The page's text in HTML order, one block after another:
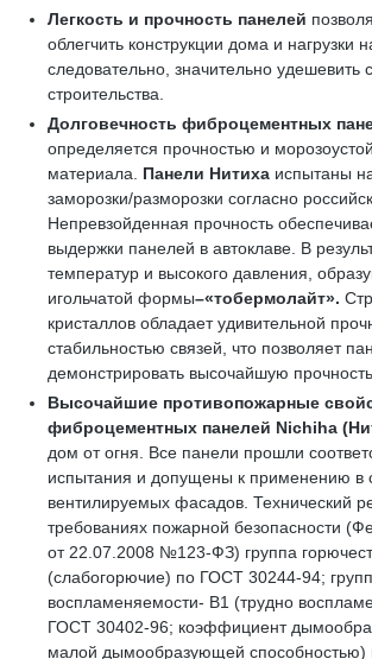
Легкость и прочность панелей
облегчить конструкции дома и нагрузки
следовательно, значительно удешевить
строительства.
Долговечность фиброцементных
определяется прочностью и
материала. Панели Нитиха испытаны
заморозки/разморозки согласно
Непревзойденная прочность
выдержки панелей в автоклаве. В
температур и высокого давления,
игольчатой формы–«тобермолайт».
кристаллов обладает удивительной
стабильностью связей, что позволяет
демонстрировать высочайшую прочность.
Высочайшие противопожарные
фиброцементных панелей Nichiha
дом от огня. Все панели прошли
испытания и допущены к применению в
вентилируемых фасадов. Технический
требованиях пожарной безопасности
от 22.07.2008 №123-ФЗ) группа
(слабогорючие) по ГОСТ 30244-94;
воспламеняемости- В1 (трудно
ГОСТ 30402-96; коэффициент
малой дымообразующей